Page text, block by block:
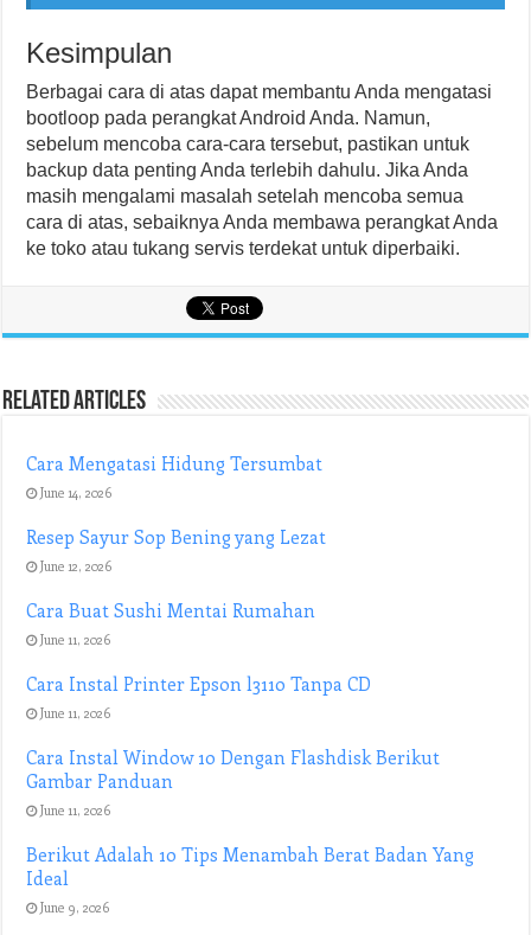
Kesimpulan
Berbagai cara di atas dapat membantu Anda mengatasi
bootloop pada perangkat Android Anda. Namun,
sebelum mencoba cara-cara tersebut, pastikan untuk
backup data penting Anda terlebih dahulu. Jika Anda
masih mengalami masalah setelah mencoba semua
cara di atas, sebaiknya Anda membawa perangkat Anda
ke toko atau tukang servis terdekat untuk diperbaiki.
Related Articles
Cara Mengatasi Hidung Tersumbat
June 14, 2026
Resep Sayur Sop Bening yang Lezat
June 12, 2026
Cara Buat Sushi Mentai Rumahan
June 11, 2026
Cara Instal Printer Epson l3110 Tanpa CD
June 11, 2026
Cara Instal Window 10 Dengan Flashdisk Berikut
Gambar Panduan
June 11, 2026
Berikut Adalah 10 Tips Menambah Berat Badan Yang
Ideal
June 9, 2026